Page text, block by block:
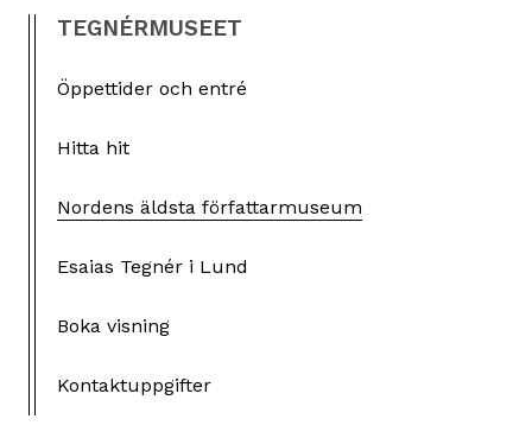
TEGNÉRMUSEET
Öppettider och entré
Hitta hit
Nordens äldsta författarmuseum
Esaias Tegnér i Lund
Boka visning
Kontaktuppgifter